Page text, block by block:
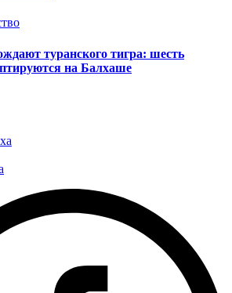
туранского тигра: шесть
на Балхаше